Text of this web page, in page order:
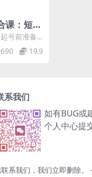
课：短视
川（67
号前准备
指一大
690 19.9
系我们
如有BUG或
个人中心提
系我们，我们立即删除。